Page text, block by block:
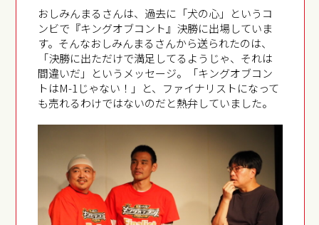
おしみんまるさんは、過去に「犬の心」というコ
ンビで『キングオブコント』決勝に出場していま
す。そんなおしみんまるさんから送られたのは、
「決勝に出ただけで満足してるようじゃ、それは
間違いだ」というメッセージ。「キングオブコン
トはM-1じゃない！」と、ファイナリストになって
も売れるわけではないのだと熱弁していました。